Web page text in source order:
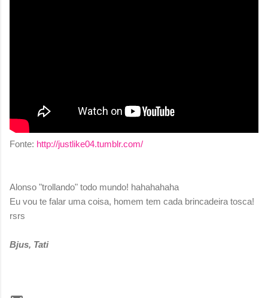
Fonte: http://justlike04.tumblr.com/
Alonso "trollando" todo mundo! hahahahaha
Eu vou te falar uma coisa, homem tem cada brincadeira tosca!
rsrs
Bjus, Tati